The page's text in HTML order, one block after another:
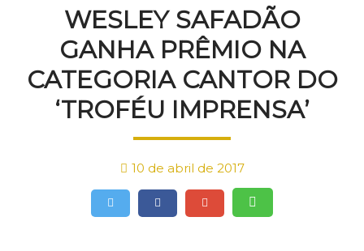
WESLEY SAFADÃO
GANHA PRÊMIO NA
CATEGORIA CANTOR DO
‘TROFÉU IMPRENSA’
10 de abril de 2017